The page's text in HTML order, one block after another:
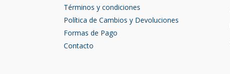
Términos y condiciones
Política de Cambios y Devoluciones
Formas de Pago
Contacto